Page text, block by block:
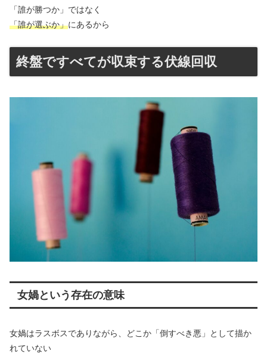
「誰が勝つか」ではなく
「誰が選ぶか」にあるから
終盤ですべてが収束する伏線回収
女媧という存在の意味
女媧はラスボスでありながら、どこか「倒すべき悪」として描か
れていない